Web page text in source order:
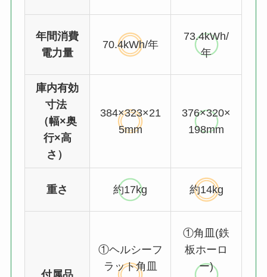
年間消費
電力量
70.4kWh/年
73.4kWh/
年
庫内有効
寸法
（幅×奥
行×高
さ）
384×323×21
5mm
376×320×
198mm
重さ 約17kg 約14kg
①ヘルシーフ
ラット角皿
①角皿(鉄
板ホーロ
ー)